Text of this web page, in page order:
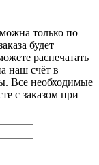
только по
будет
распечатать
наш счёт в
Все необходимые
с заказом при